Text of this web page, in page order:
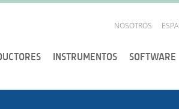
NOSOTROS
INSTRUMENTOS SOFTWARE